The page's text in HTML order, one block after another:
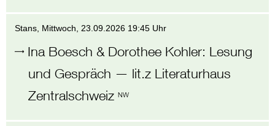
Stans, Mittwoch,23.09.2026 19:45 Uhr
Ina Boesch & Dorothee Kohler: Lesung
und Gespräch — lit.z Literaturhaus
Zentralschweiz NW